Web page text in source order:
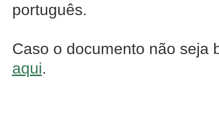
português.
Caso o documento não seja
aqui.